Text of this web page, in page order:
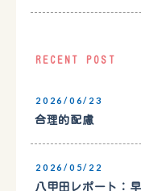
RECENT POST
2026/06/23
合理的配慮
2026/05/22
八甲田レポート：